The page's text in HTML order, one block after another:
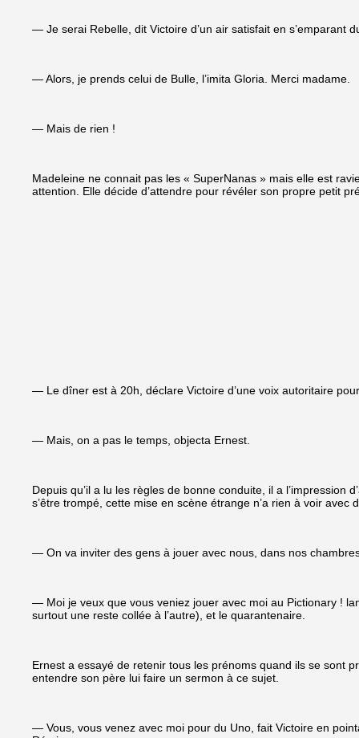
— Je serai Rebelle, dit Victoire d’un air satisfait en s’emparant
— Alors, je prends celui de Bulle, l’imita Gloria. Merci madame.
— Mais de rien !
Madeleine ne connait pas les « SuperNanas » mais elle est
attention. Elle décide d’attendre pour révéler son propre petit
— Le dîner est à 20h, déclare Victoire d’une voix autoritaire
— Mais, on a pas le temps, objecta Ernest.
Depuis qu’il a lu les règles de bonne conduite, il a
s’être trompé, cette mise en scène étrange n’a rien à voir avec
— On va inviter des gens à jouer avec nous, dans nos
— Moi je veux que vous veniez jouer avec moi au Pictionary !
surtout une reste collée à l’autre), et le quarantenaire.
Ernest a essayé de retenir tous les prénoms quand ils se sont
entendre son père lui faire un sermon à ce sujet.
— Vous, vous venez avec moi pour du Uno, fait Victoire en